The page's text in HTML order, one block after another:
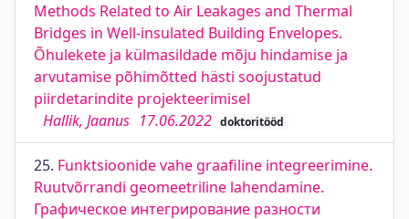
Methods Related to Air Leakages and Thermal
Bridges in Well-insulated Building Envelopes.
Õhulekete ja külmasildade mõju hindamise ja
arvutamise põhimõtted hästi soojustatud
piirdetarindite projekteerimisel
Hallik, Jaanus 17.06.2022 doktoritööd
25. Funktsioonide vahe graafiline integreerimine.
Ruutvõrrandi geomeetriline lahendamine.
Графическое интегрирование разности